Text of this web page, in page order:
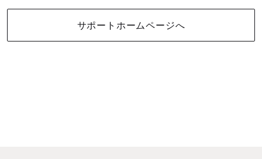
サポートホームページへ